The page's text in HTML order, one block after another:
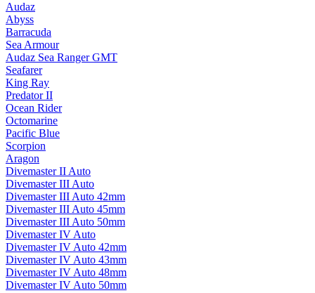
Audaz
Abyss
Barracuda
Sea Armour
Audaz Sea Ranger GMT
Seafarer
King Ray
Predator II
Ocean Rider
Octomarine
Pacific Blue
Scorpion
Aragon
Divemaster II Auto
Divemaster III Auto
Divemaster III Auto 42mm
Divemaster III Auto 45mm
Divemaster III Auto 50mm
Divemaster IV Auto
Divemaster IV Auto 42mm
Divemaster IV Auto 43mm
Divemaster IV Auto 48mm
Divemaster IV Auto 50mm